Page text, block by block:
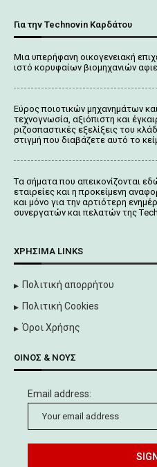
Για την Technovin Καρδάτου
Μια υπερήφανη οικογενειακή
ιστό κορυφαίων βιομηχανιών
Εύρος ποιοτικών μηχανημάτων
τεχνογνωσία, αξιόπιστη και
ριζοσπαστικές εξελίξεις του
στιγμή που διαβάζετε αυτό το
Tα σήματα που απεικονίζονται
εταιρείες και η προκείμενη
και μόνο για την αρτιότερη
συνεργατών και πελατών της
ΧΡΉΣΙΜΑ LINKS
Πολιτική απορρήτου
Πολιτική Cookies
Όροι Χρήσης
ΟΊΝΟΣ & ΝΟΥΣ
Email address: